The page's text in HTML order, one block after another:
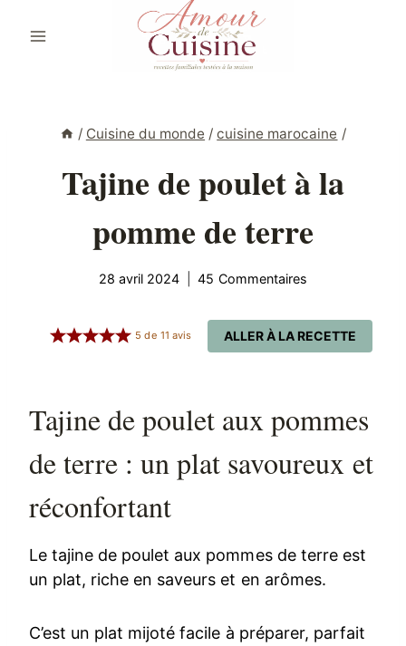
/ Cuisine du monde / cuisine marocaine /
Tajine de poulet à la
pomme de terre
28 avril 2024 45 Commentaires
ALLER À LA RECETTE
5 de 11 avis
Tajine de poulet aux pommes
de terre : un plat savoureux et
réconfortant
Le tajine de poulet aux pommes de terre est
un plat, riche en saveurs et en arômes.
C’est un plat mijoté facile à préparer, parfait